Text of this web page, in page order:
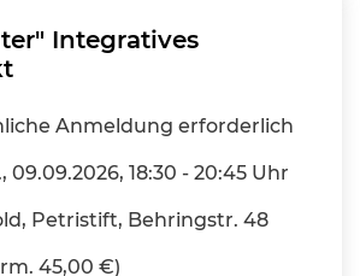
Integratives
Anmeldung erforderlich
, 09.09.2026, 18:30 - 20:45 Uhr
Petristift, Behringstr. 48
45,00 €)